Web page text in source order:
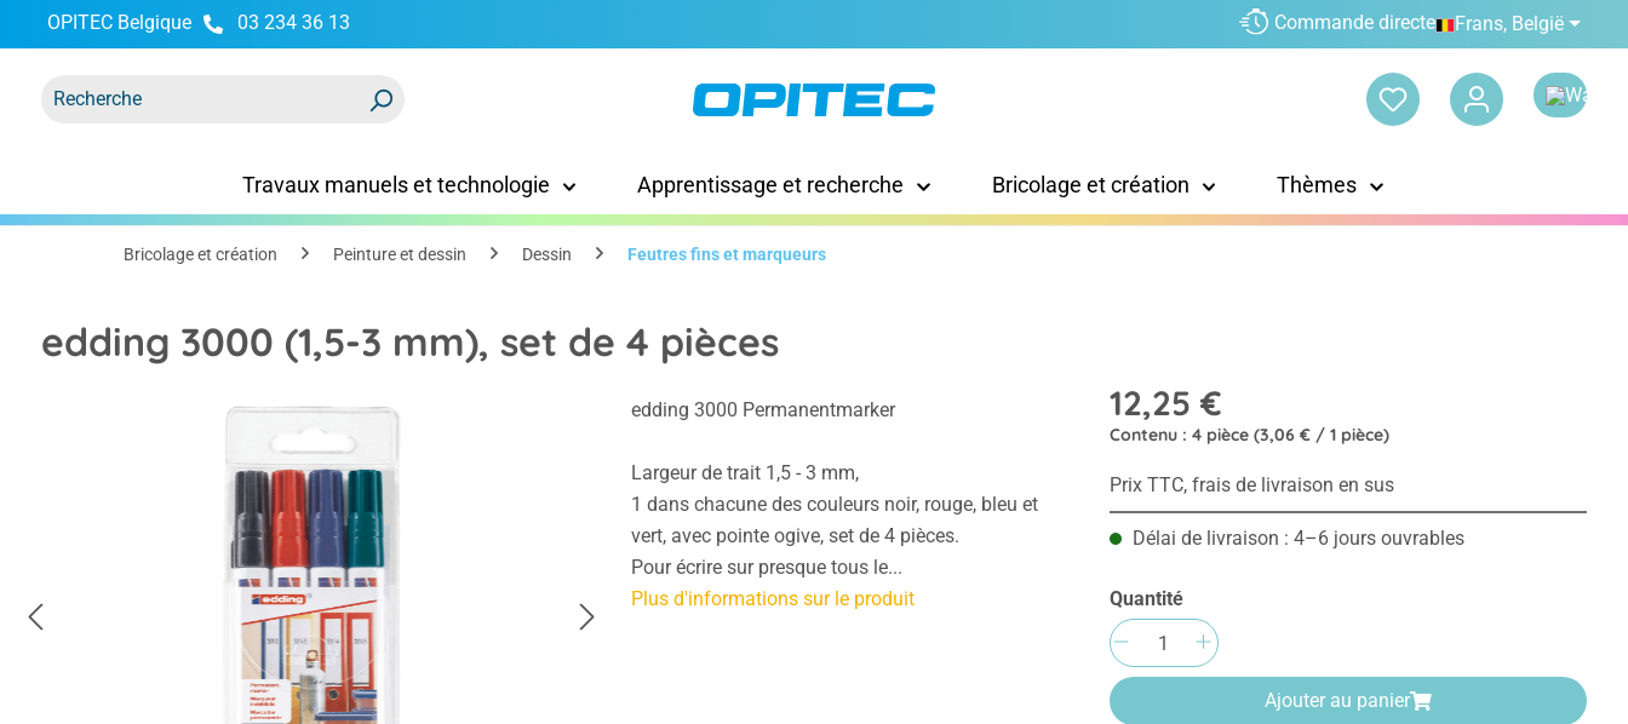
Passer à la navigation principale
OPITEC Belgique 03 234 36 13 Commande directe Frans, België
Travaux manuels et technologie Apprentissage et recherche Bricolage et création Thèmes
Bricolage et création Peinture et dessin Dessin Feutres fins et marqueurs
edding 3000 (1,5-3 mm), set de 4 pièces
Ignorer la galerie d'images edding 3000 Permanentmarker
Largeur de trait 1,5 - 3 mm,
1 dans chacune des couleurs noir, rouge, bleu et
vert, avec pointe ogive, set de 4 pièces.
Pour écrire sur presque tous le...
Plus d'informations sur le produit
12,25 €
Contenu : 4 pièce (3,06 € / 1 pièce)
Prix TTC, frais de livraison en sus
Délai de livraison : 4–6 jours ouvrables
Quantité
Quantité de produit : Entrez la
Ajouter au panier